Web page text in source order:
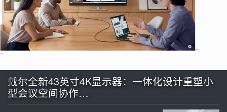
戴尔全新43英寸4K显示器：一体化设计重塑小
型会议空间协作…